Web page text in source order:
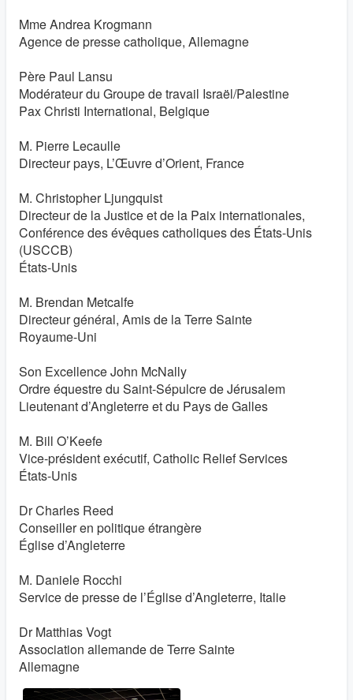
Mme Andrea Krogmann
Agence de presse catholique, Allemagne
Père Paul Lansu
Modérateur du Groupe de travail Israël/Palestine
Pax Christi International, Belgique
M. Pierre Lecaulle
Directeur pays, L’Œuvre d’Orient, France
M. Christopher Ljungquist
Directeur de la Justice et de la Paix internationales,
Conférence des évêques catholiques des États-Unis
(USCCB)
États-Unis
M. Brendan Metcalfe
Directeur général, Amis de la Terre Sainte
Royaume-Uni
Son Excellence John McNally
Ordre équestre du Saint-Sépulcre de Jérusalem
Lieutenant d’Angleterre et du Pays de Galles
M. Bill O’Keefe
Vice-président exécutif, Catholic Relief Services
États-Unis
Dr Charles Reed
Conseiller en politique étrangère
Église d’Angleterre
M. Daniele Rocchi
Service de presse de l’Église d’Angleterre, Italie
Dr Matthias Vogt
Association allemande de Terre Sainte
Allemagne